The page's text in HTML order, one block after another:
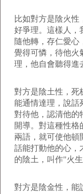
比如對方是陰火性
好爭理。這樣人，
隨他轉，存仁愛心
覺得可憐，待他火
理，他自會聽得進
對方是陰土性，死
能通情達理，說話
對待他，認清他的
開導。對這種性格
兩語，就可使他頓
話能打動他的心，
的陰土，叫作"火生
對方是陰金性，能